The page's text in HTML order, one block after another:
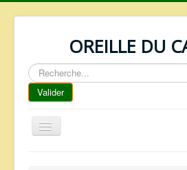
OREILLE DU
Rechercher
Valider
Basculer
la